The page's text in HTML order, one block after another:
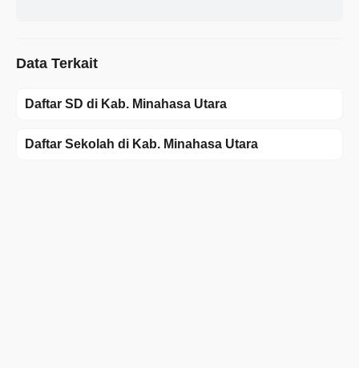
Data Terkait
Daftar SD di Kab. Minahasa Utara
Daftar Sekolah di Kab. Minahasa Utara